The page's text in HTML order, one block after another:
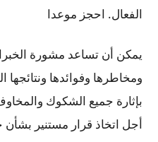
الفعال. احجز موعدا
يمكن أن تساعد مشورة
ومخاطرها وفوائدها ونتائجها
بإثارة جميع الشكوك
أجل اتخاذ قرار مستنير